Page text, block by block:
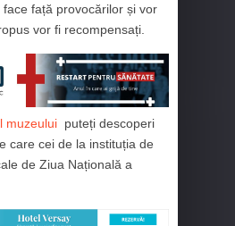
față provocărilor și vor
vor fi recompensați.
muzeului puteți descoperi
care cei de la instituția de
de Ziua Națională a